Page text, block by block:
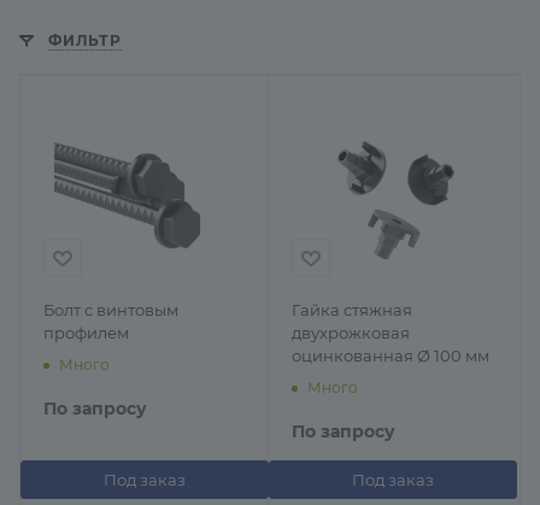
ФИЛЬТР
Болт с винтовым
профилем
Много
По запросу
Под заказ
Гайка стяжная
двухрожковая
оцинкованная Ø 100 мм
Много
По запросу
Под заказ